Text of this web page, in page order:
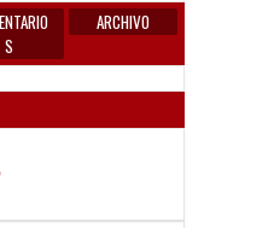
S
ARCHIVO